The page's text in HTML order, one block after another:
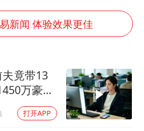
上海大部迎大暴雨
《龙餐馆》 冲奖
以军士兵把枪口对准中国记者
笔试第一被劝弃考涉事副校长被撤职
白海豚5次眼壁置换
新闻 体验效果更佳
竟带13
万豪
打开APP